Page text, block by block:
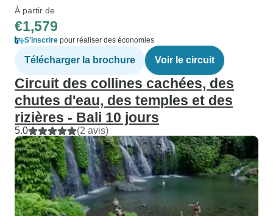
À partir de
€1,579
S'inscrire pour réaliser des économies
Télécharger la brochure Voir le circuit
Circuit des collines cachées, des
chutes d'eau, des temples et des
rizières - Bali 10 jours
5.0 (2 avis)